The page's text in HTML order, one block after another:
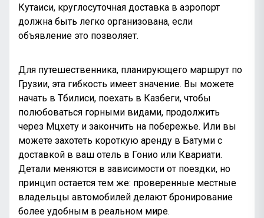
Кутаиси, круглосуточная доставка в аэропорт
должна быть легко организована, если
объявление это позволяет.
Для путешественника, планирующего маршрут по
Грузии, эта гибкость имеет значение. Вы можете
начать в Тбилиси, поехать в Казбеги, чтобы
полюбоваться горными видами, продолжить
через Мцхету и закончить на побережье. Или вы
можете захотеть короткую аренду в Батуми с
доставкой в ваш отель в Гонио или Квариати.
Детали меняются в зависимости от поездки, но
принцип остается тем же: проверенные местные
владельцы автомобилей делают бронирование
более удобным в реальном мире.